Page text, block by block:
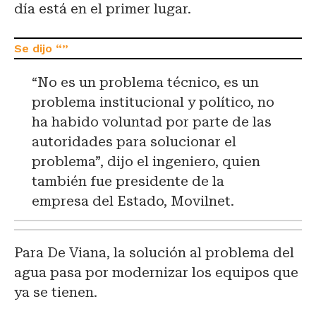
día está en el primer lugar.
“No es un problema técnico, es un
problema institucional y político, no
ha habido voluntad por parte de las
autoridades para solucionar el
problema”, dijo el ingeniero, quien
también fue presidente de la
empresa del Estado, Movilnet.
Para De Viana, la solución al problema del
agua pasa por modernizar los equipos que
ya se tienen.